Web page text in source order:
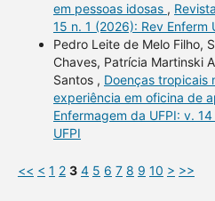
em pessoas idosas ,
15 n. 1 (2026): Rev Enferm
Pedro Leite de Melo Filho,
Chaves, Patrícia Martinski
Santos , Doenças tropicais
experiência em oficina de
Enfermagem da UFPI: v.
UFPI
<< < 1 2 3 4 5 6 7 8 9 10 > >>